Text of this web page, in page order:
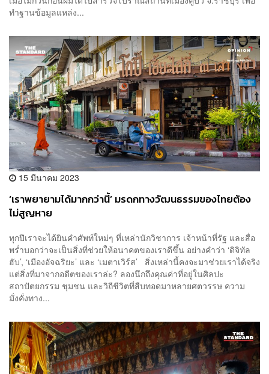
ทำฐานข้อมูลแหล่ง...
15 มีนาคม 2023
‘เราพยายามได้มากกว่านี้’ มรดกทางวัฒนธรรมของไทยต้อง
ไม่สูญหาย
ทุกปีเราจะได้ยินคำศัพท์ใหม่ๆ ที่เหล่านักวิชาการ เจ้าหน้าที่รัฐ และสื่อ
พร่ำบอกว่าจะเป็นสิ่งที่ช่วยให้อนาคตของเราดีขึ้น อย่างคำว่า ‘ดิจิทัล
ฮับ’, ‘เมืองอัจฉริยะ’ และ ‘เมตาเวิร์ส’ สิ่งเหล่านี้คงจะมาช่วยเราได้จริง
แต่สิ่งที่มาจากอดีตของเราล่ะ? ลองนึกถึงคุณค่าที่อยู่ในศิลปะ
สถาปัตยกรรม ชุมชน และวิถีชีวิตที่สืบทอดมาหลายศตวรรษ ความ
มั่งคั่งทาง...